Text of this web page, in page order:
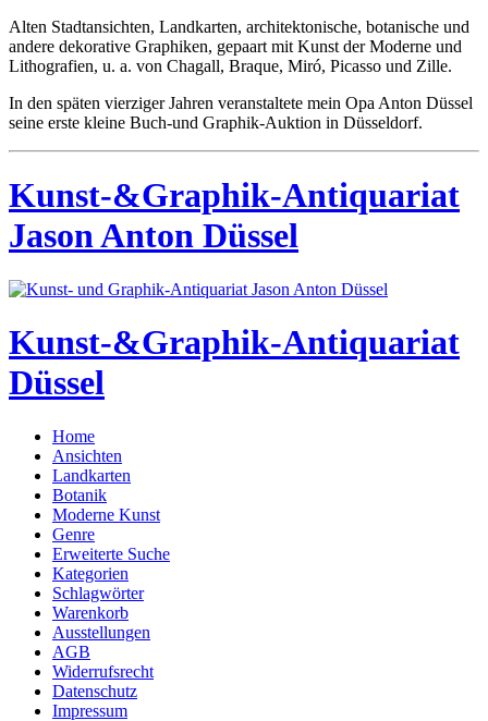
Alten Stadtansichten, Landkarten, architektonische, botanische und
andere dekorative Graphiken, gepaart mit Kunst der Moderne und
Lithografien, u. a. von Chagall, Braque, Miró, Picasso und Zille.
In den späten vierziger Jahren veranstaltete mein Opa Anton Düssel
seine erste kleine Buch-und Graphik-Auktion in Düsseldorf.
Kunst-&Graphik-Antiquariat
Jason Anton Düssel
Kunst-&Graphik-Antiquariat
Düssel
Home
Ansichten
Landkarten
Botanik
Moderne Kunst
Genre
Erweiterte Suche
Kategorien
Schlagwörter
Warenkorb
Ausstellungen
AGB
Widerrufsrecht
Datenschutz
Impressum